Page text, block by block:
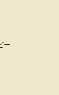
ー